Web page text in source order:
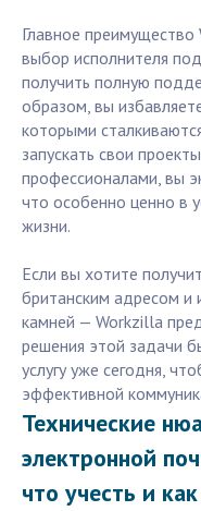
Главное
выбор исполнителя
получить полную
образом, вы
которыми
запускать свои
профессионалами, вы
что особенно ценно в
жизни.
Если вы хотите
британским адресом
камней — Workzilla
решения этой задачи
услугу уже сегодня,
эффективной
Технические
электронной
что учесть и